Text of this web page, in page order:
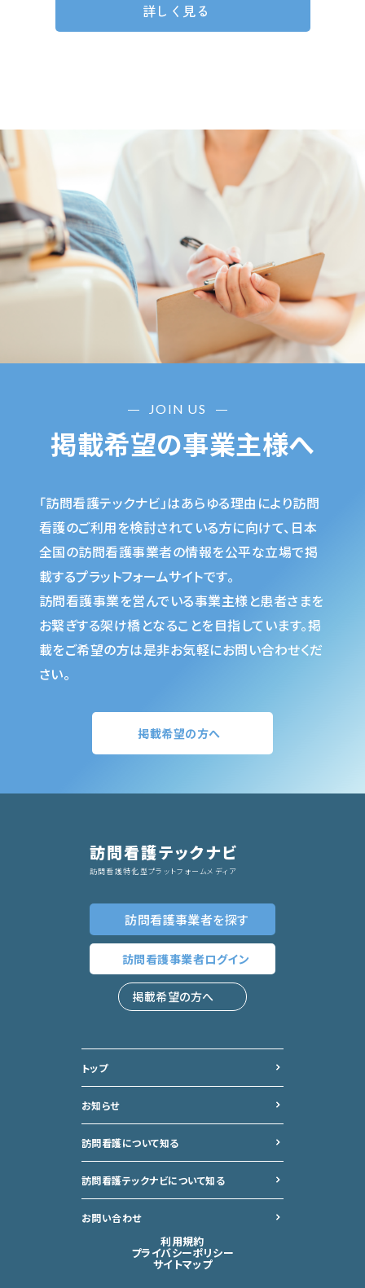
詳しく見る
JOIN US
掲載希望の事業主様へ
「訪問看護テックナビ」はあらゆる理由により訪問
看護のご利用を検討されている方に向けて、日本
全国の訪問看護事業者の情報を公平な立場で掲
載するプラットフォームサイトです。
訪問看護事業を営んでいる事業主様と患者さまを
お繋ぎする架け橋となることを目指しています。掲
載をご希望の方は是非お気軽にお問い合わせくだ
さい。
掲載希望の方へ
訪問看護テックナビ
訪問看護特化型プラットフォームメディア
訪問看護事業者を探す
訪問看護事業者ログイン
掲載希望の方へ
トップ
お知らせ
訪問看護について知る
訪問看護テックナビについて知る
お問い合わせ
利用規約
プライバシーポリシー
サイトマップ